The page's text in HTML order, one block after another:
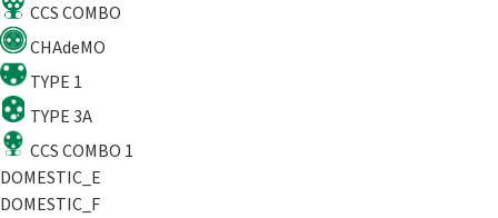
CCS COMBO
CHAdeMO
TYPE 1
TYPE 3A
CCS COMBO 1
DOMESTIC_E
DOMESTIC_F